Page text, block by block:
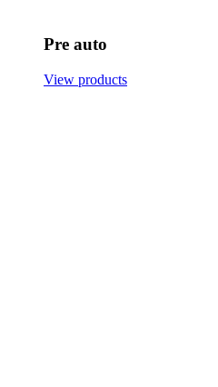
Pre auto
View products